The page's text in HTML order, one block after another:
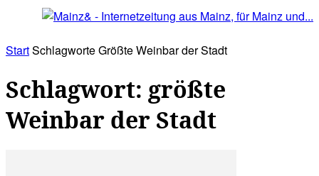
StartSchlagworteGrößte Weinbar der Stadt
Schlagwort: größte
Weinbar der Stadt